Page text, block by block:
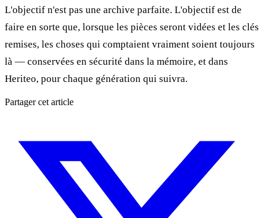
L'objectif n'est pas une archive parfaite. L'objectif est de
faire en sorte que, lorsque les pièces seront vidées et les clés
remises, les choses qui comptaient vraiment soient toujours
là — conservées en sécurité dans la mémoire, et dans
Heriteo, pour chaque génération qui suivra.
Partager cet article